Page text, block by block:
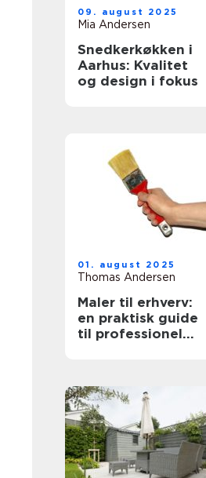
09. august 2025
Mia Andersen
Snedkerkøkken i
Aarhus: Kvalitet
og design i fokus
01. august 2025
Thomas Andersen
Maler til erhverv:
en praktisk guide
til professionel